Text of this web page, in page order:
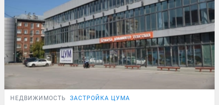
НЕДВИЖИМОСТЬ ЗАСТРОЙКА ЦУМА